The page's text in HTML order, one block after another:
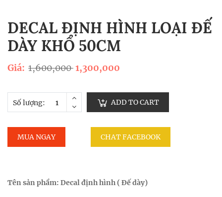
DECAL ĐỊNH HÌNH LOẠI ĐẾ
DÀY KHỔ 50CM
Giá: 1,600,0001,300,000
Số lượng: ADD TO CART
MUA NGAY CHAT FACEBOOK
Tên sản phẩm: Decal định hình ( Đế dày)